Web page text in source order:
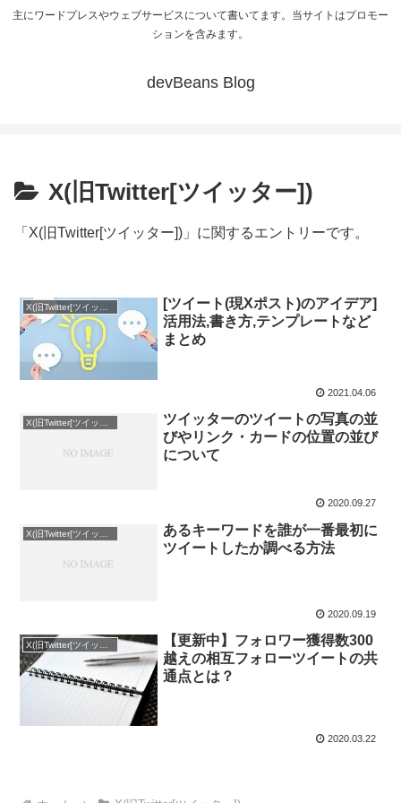
主にワードプレスやウェブサービスについて書いてます。当サイトはプロモー
ションを含みます。
devBeans Blog
X(旧Twitter[ツイッター])
「X(旧Twitter[ツイッター])」に関するエントリーです。
[ツイート(現Xポスト)のアイデア]
活用法,書き方,テンプレートなど
まとめ
2021.04.06
X(旧Twitter[ツイッター])
ツイッターのツイートの写真の並
びやリンク・カードの位置の並び
について
2020.09.27
あるキーワードを誰が一番最初に
ツイートしたか調べる方法
2020.09.19
【更新中】フォロワー獲得数300
越えの相互フォローツイートの共
通点とは？
2020.03.22